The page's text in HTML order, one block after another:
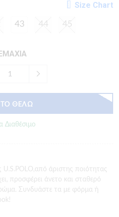
Size Chart
43 44 45
ΤΟ ΘΕΛΩ
Διαθέσιμο
U.S.POLO,από άριστης ποιότητας
προσφέρει άνετο και σταθερό
Συνδυάστε τα με φόρμα ή